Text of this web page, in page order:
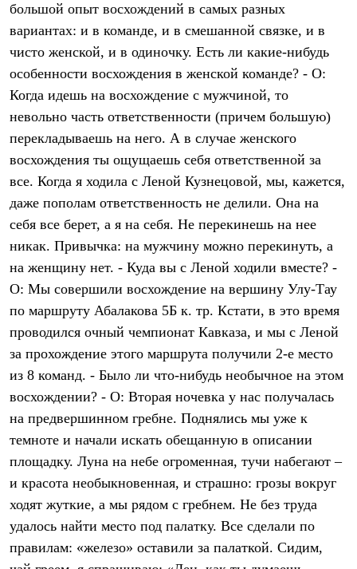
Коврики
Обувь
Сапоги
Ботинки
Мужская обувь
Ботинки
Кроссовки
Сапоги
Гамаши
Бахилы
Тапочки
Чуни
Уход за обувью
Аксессуары
Головные уборы
Шапки
Балаклавы и маски
Кепки и бейсболки
Повязки
Шарфы
Панамы
Перчатки и рукавицы
Перчатки
Носки
Полезные аксессуары
Ремни
Шевроны
Опушки
Термоковрики
Уход за одеждой
В Арктику
Коллекции
большой опыт восхождений в самых разных
вариантах: и в команде, и в смешанной связке, и в
чисто женской, и в одиночку. Есть ли какие-нибудь
особенности восхождения в женской команде? - О:
Когда идешь на восхождение с мужчиной, то
невольно часть ответственности (причем большую)
перекладываешь на него. А в случае женского
восхождения ты ощущаешь себя ответственной за
все. Когда я ходила с Леной Кузнецовой, мы, кажется,
даже пополам ответственность не делили. Она на
себя все берет, а я на себя. Не перекинешь на нее
никак. Привычка: на мужчину можно перекинуть, а
на женщину нет. - Куда вы с Леной ходили вместе? -
О: Мы совершили восхождение на вершину Улу-Тау
по маршруту Абалакова 5Б к. тр. Кстати, в это время
проводился очный чемпионат Кавказа, и мы с Леной
за прохождение этого маршрута получили 2-е место
из 8 команд. - Было ли что-нибудь необычное на этом
восхождении? - О: Вторая ночевка у нас получалась
на предвершинном гребне. Поднялись мы уже к
темноте и начали искать обещанную в описании
площадку. Луна на небе огроменная, тучи набегают –
и красота необыкновенная, и страшно: грозы вокруг
ходят жуткие, а мы рядом с гребнем. Не без труда
удалось найти место под палатку. Все сделали по
правилам: «железо» оставили за палаткой. Сидим,